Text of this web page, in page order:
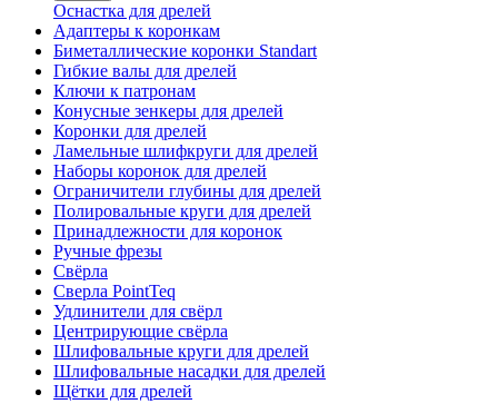
Оснастка для дрелей
Адаптеры к коронкам
Биметаллические коронки Standart
Гибкие валы для дрелей
Ключи к патронам
Конусные зенкеры для дрелей
Коронки для дрелей
Ламельные шлифкруги для дрелей
Наборы коронок для дрелей
Ограничители глубины для дрелей
Полировальные круги для дрелей
Принадлежности для коронок
Ручные фрезы
Свёрла
Сверла PointTeq
Удлинители для свёрл
Центрирующие свёрла
Шлифовальные круги для дрелей
Шлифовальные насадки для дрелей
Щётки для дрелей